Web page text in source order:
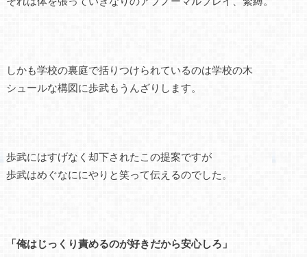
しかも学校の裏庭で括りつけられているのは学校の木
シュールな構図に歩武もうんざりします。
歩武にはすげなく却下されたこの提案ですが
歩武はめぐなににやりと笑って伝えるのでした。
「俺はじっくり責めるのが好きだから安心しろ」